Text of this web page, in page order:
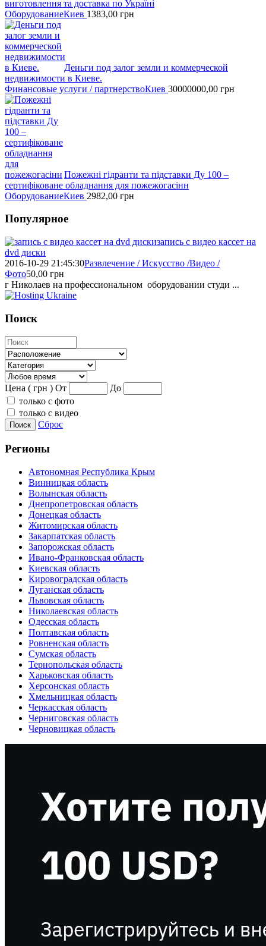
виготовлення та доставка по Україні
ОборудованиеКиев 1383,00 грн
Деньги под залог земли и коммерческой
недвижимости в Киеве.
Финансовые услуги / партнерствоКиев 30000000,00 грн
Пожежні гідранти тa підставки Ду 100 –
сертифіковане обладнання для пожежогасінн
ОборудованиеКиев 2982,00 грн
Популярное
запись с видео кассет на
dvd диски
2016-10-29 21:45:30Развлечение / Искусство /Видео /
Фото50,00 грн
г Николаев на профессиональном оборудовании студи ...
Поиск
Цена ( грн ) От
До
только с фото
только с видео
Поиск Сброс
Регионы
Автономная Республика Крым
Винницкая область
Волынская область
Днепропетровская область
Донецкая область
Житомирская область
Закарпатская область
Запорожская область
Ивано-Франковская область
Киевская область
Кировоградская область
Луганская область
Львовская область
Николаевская область
Одесская область
Полтавская область
Ровненская область
Сумская область
Тернопольская область
Харьковская область
Херсонская область
Хмельницкая область
Черкасская область
Черниговская область
Черновицкая область